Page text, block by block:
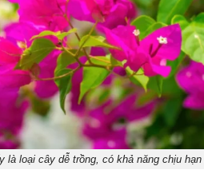
là loại cây dễ trồng, có khả năng chịu hạn